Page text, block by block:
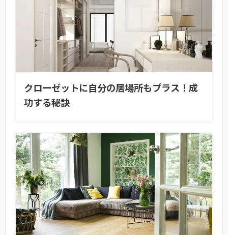
クローゼットに自分の居場所もプラス！成
功する秘訣